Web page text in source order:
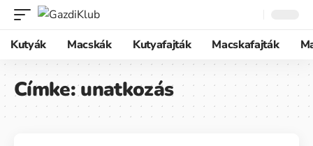
Kutyák Macskák Kutyafajták Macskafajták
Címke:unatkozás